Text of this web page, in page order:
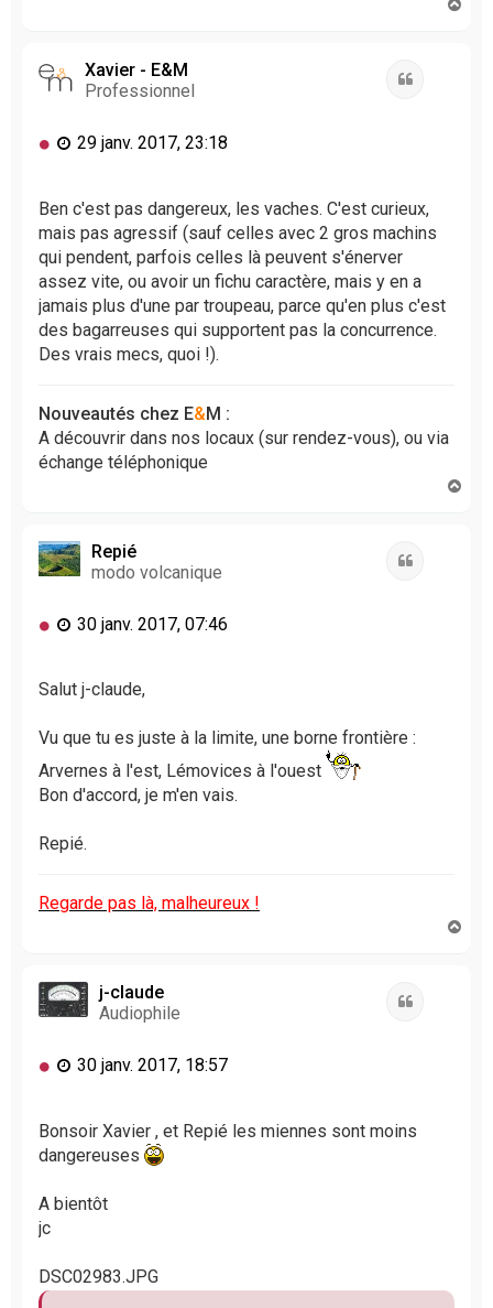
Xavier - E&M
Professionnel
M
s
a
g
e
n
o
n
l
29 janv. 2017, 23:18
Ben c'est pas dangereux, les vaches. C'est curieux,
mais pas agressif (sauf celles avec 2 gros machins
qui pendent, parfois celles là peuvent s'énerver
assez vite, ou avoir un fichu caractère, mais y en a
jamais plus d'une par troupeau, parce qu'en plus c'est
des bagarreuses qui supportent pas la concurrence.
Des vrais mecs, quoi !).
Nouveautés chez E&M :
A découvrir dans nos locaux (sur rendez-vous), ou via
échange téléphonique
Repié
modo volcanique
M
s
e
n
o
u
30 janv. 2017, 07:46
Salut j-claude,
Vu que tu es juste à la limite, une borne frontière :
Arvernes à l'est, Lémovices à l'ouest
Bon d'accord, je m'en vais.
Repié.
Regarde pas là, malheureux !
j-claude
Audiophile
M
s
a
n
l
u
30 janv. 2017, 18:57
Bonsoir Xavier , et Repié les miennes sont moins
dangereuses
A bientôt
jc
DSC02983.JPG